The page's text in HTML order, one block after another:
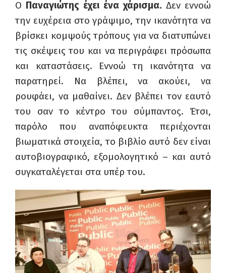
Ο Παναγιώτης έχει ένα χάρισμα. Δεν εννοώ
την ευχέρεια στο γράψιμο, την ικανότητα να
βρίσκει κομψούς τρόπους για να διατυπώνει
τις σκέψεις του και να περιγράφει πρόσωπα
και καταστάσεις. Εννοώ τη ικανότητα να
παρατηρεί. Να βλέπει, να ακούει, να
ρουφάει, να μαθαίνει. Δεν βλέπει τον εαυτό
του σαν το κέντρο του σύμπαντος. Έτσι,
παρόλο που αναπόφευκτα περιέχονται
βιωματικά στοιχεία, το βιβλίο αυτό δεν είναι
αυτοβιογραφικό, εξομολογητικό – και αυτό
συγκαταλέγεται στα υπέρ του.